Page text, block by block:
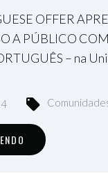
OFFER
A PÚBLICO
– na